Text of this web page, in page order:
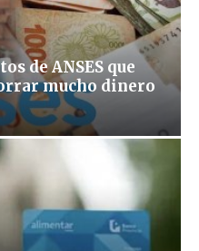
de ANSES que
mucho dinero